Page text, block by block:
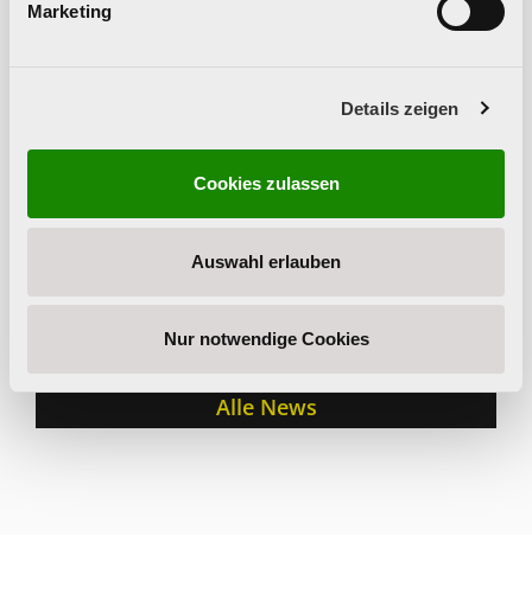
Marketing
Details zeigen
Cookies zulassen
Auswahl erlauben
Nur notwendige Cookies
Vortrag und
Alle News
Buch des Monats: